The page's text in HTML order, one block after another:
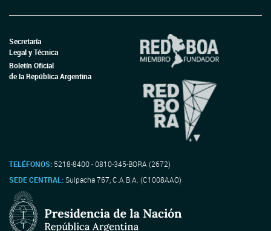
Secretaría
Legal y Técnica
Boletín Oficial
de la República Argentina
TELÉFONOS: 5218-8400 - 0810-345-BORA (2672)
SEDE CENTRAL:Suipacha 767, C.A.B.A. (C1008AAO)